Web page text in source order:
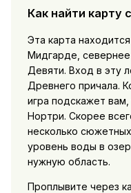
Как найти карту
Эта карта
Мидгарде,
Девяти. Вход в эту
Древнего причала.
игра подскажет
Нортри. Скорее
несколько
уровень воды в
нужную область.
Проплывите через